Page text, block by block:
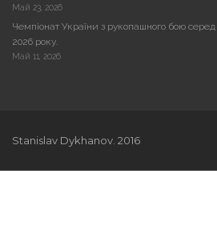
Май 23, 2026
Чемпіонат України з рукопашного бою
2026 року.
Май 11, 2026
Stanislav Dykhanov. 2016